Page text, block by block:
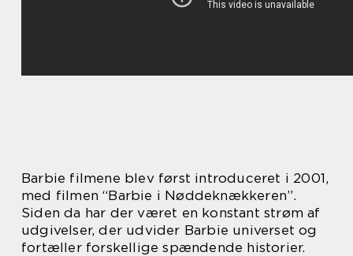
Barbie filmene blev først introduceret i 2001,
med filmen “Barbie i Nøddeknækkeren”.
Siden da har der været en konstant strøm af
udgivelser, der udvider Barbie universet og
fortæller forskellige spændende historier.